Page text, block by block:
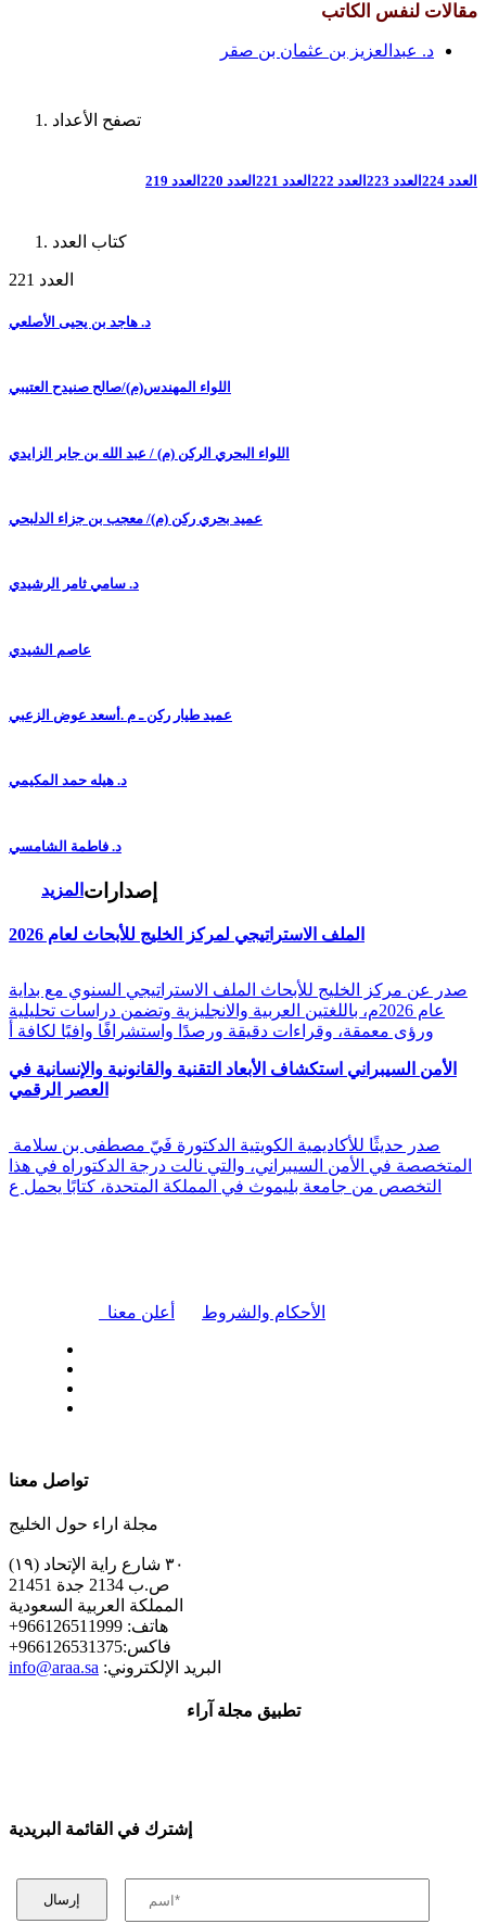
مقالات لنفس الكاتب
د. عبدالعزيز بن عثمان بن صقر
تصفح الأعداد
العدد 224 العدد 223 العدد 222 العدد 221 العدد 220 العدد 219
كتاب العدد
العدد 221
د. هاجد بن يحيى الأصلعي
اللواء المهندس(م)/صالح صنيدح العتيبي
اللواء البحري الركن (م) / عبد الله بن جابر الزايدي
عميد بحري ركن (م)/ معجب بن جزاء الدلبحي
د. سامي ثامر الرشيدي
عاصم الشيدي
عميد طيار ركن ـ م .أسعد عوض الزعبي
د. هيله حمد المكيمي
د. فاطمة الشامسي
المزيد إصدارات
الملف الاستراتيجي لمركز الخليج للأبحاث لعام 2026
صدر عن مركز الخليج للأبحاث الملف الاستراتيجي السنوي مع بداية
عام 2026م، باللغتين العربية والانجليزية وتضمن دراسات تحليلية
ورؤى معمقة، وقراءات دقيقة ورصدًا واستشرافًا وافيًا لكافة أ
الأمن السيبراني استكشاف الأبعاد التقنية والقانونية والإنسانية في
العصر الرقمي
المتخصصة في الأمن السيبراني، والتي نالت درجة الدكتوراه في هذا
التخصص من جامعة بليموث في المملكة المتحدة، كتابًا يحمل ع
أعلن معنا الأحكام والشروط
تواصل معنا
مجلة اراء حول الخليج
٣٠ شارع راية الإتحاد (١٩)
ص.ب 2134 جدة 21451
المملكة العربية السعودية
+هاتف: 966126511999
+فاكس:966126531375
info@araa.sa :البريد الإلكتروني
تطبيق مجلة آراء
إشترك في القائمة البريدية